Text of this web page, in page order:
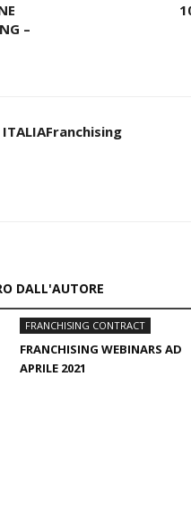
–
DALL'AUTORE
FRANCHISING CONTRACT
FRANCHISING WEBINARS AD
APRILE 2021